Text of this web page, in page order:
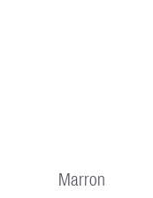
Marron